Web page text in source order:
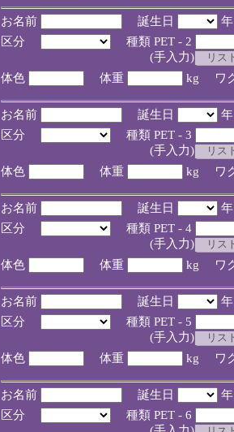
お名前 誕生日
区分
種類 PET - 2
(手入力)
体色
体重 kg ワ
お名前 誕生日
区分
種類 PET - 3
(手入力)
体色
体重 kg ワ
お名前 誕生日
区分
種類 PET - 4
(手入力)
体色
体重 kg ワ
お名前 誕生日
区分
種類 PET - 5
(手入力)
体色
体重 kg ワ
お名前 誕生日
区分
種類 PET - 6